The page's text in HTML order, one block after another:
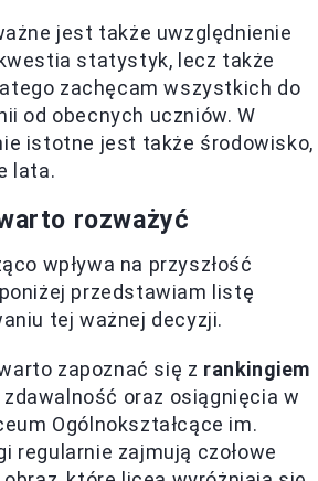
jest także uwzględnienie
statystyk, lecz także
zachęcam wszystkich do
od obecnych uczniów. W
istotne jest także środowisko,
lata.
rozważyć
wpływa na przyszłość
przedstawiam listę
tej ważnej decyzji.
zapoznać się z rankingiem
oraz osiągnięcia w
Ogólnokształcące im.
regularnie zajmują czołowe